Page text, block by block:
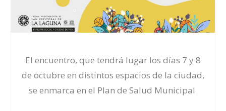
El encuentro, que tendrá lugar los días 7 y 8
de octubre en distintos espacios de la ciudad,
se enmarca en el Plan de Salud Municipal